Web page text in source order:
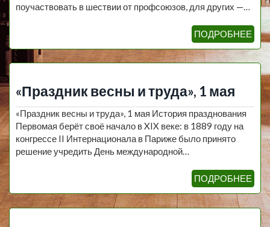
поучаствовать в шествии от профсоюзов, для других —…
ПОДРОБНЕЕ
«Праздник весны и труда», 1 мая
«Праздник весны и труда», 1 мая История празднования
Первомая берёт своё начало в XIX веке: в 1889 году на
конгрессе II Интернационала в Париже было принято
решение учредить День международной…
ПОДРОБНЕЕ